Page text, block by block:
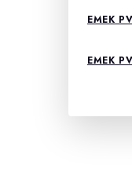
EMEK
EMEK